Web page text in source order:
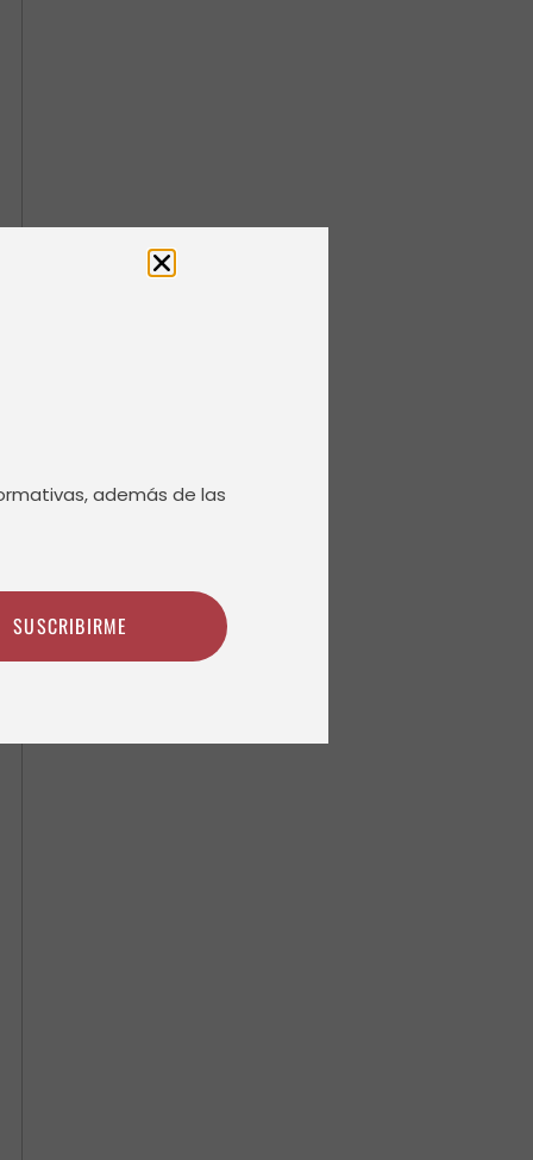
además de las
SUSCRIBIRME